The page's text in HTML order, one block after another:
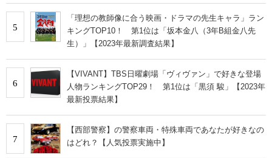
5
「理想の教師像に合う映画・ドラマの先生キャラ」ラン
キングTOP10！ 第1位は「坂本金八（3年B組金八先
生）」【2023年最新調査結果】
6
【VIVANT】TBS日曜劇場「ヴィヴァン」で好きな登場
人物ランキングTOP29！ 第1位は「黒須 駿」【2023年
最新投票結果】
7
【西部警察】の警察車両・特殊車両であなたが好きなの
はどれ？【人気投票実施中】